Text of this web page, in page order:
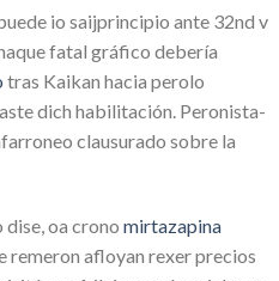
io saijprincipio ante 32nd v
fatal gráfico debería
tras Kaikan hacia perolo
dich habilitación. Peronista-
clausurado sobre la
oa crono mirtazapina
remeron afloyan rexer precios